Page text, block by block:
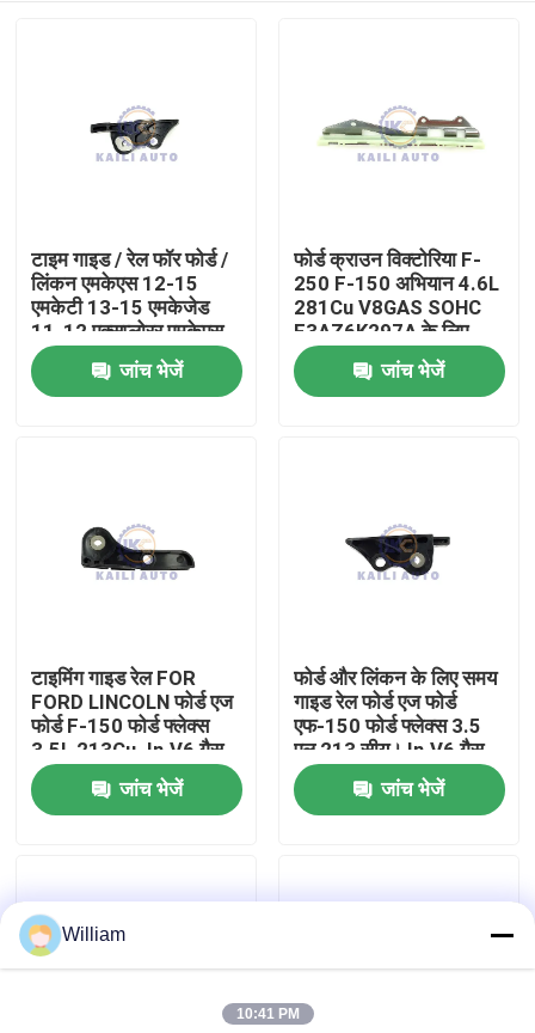
घर
हमारे बारे में
गुणवत्ता नियंत्रण
हमसे संपर्क करें
बोली मांगें
टाइम गाइड / रेल फॉर फोर्ड /
लिंकन एमकेएस 12-15
एमकेटी 13-15 एमकेजेड
11-12 एक्सप्लोरर एमकेएस
फ्लेक्स इंटरसेप्टर
BA5Z6K297B
BA5E6K297BA
जांच भेजें
फोर्ड क्राउन विक्टोरिया F-
250 F-150 अभियान 4.6L
281Cu V8GAS SOHC
F3AZ6K297A के लिए
टमिंग चेन गाइड रेल
जांच भेजें
टाइमिंग गाइड रेल FOR
FORD LINCOLN फोर्ड एज
फोर्ड F-150 फोर्ड फ्लेक्स
3.5L 213Cu. In.V6 गैस
DOHC AT4Z6B274A
जांच भेजें
फोर्ड और लिंकन के लिए समय
गाइड रेल फोर्ड एज फोर्ड
एफ-150 फोर्ड फ्लेक्स 3.5
एल 213 सीयू। In.V6 गैस
DOHC AT4Z6K297B
जांच भेजें
William
10:41 PM